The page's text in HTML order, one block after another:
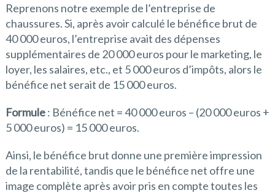
Reprenons notre exemple de l’entreprise de
chaussures. Si, après avoir calculé le bénéfice brut de
40 000 euros, l’entreprise avait des dépenses
supplémentaires de 20 000 euros pour le marketing, le
loyer, les salaires, etc., et 5 000 euros d’impôts, alors le
bénéfice net serait de 15 000 euros.
Formule: Bénéfice net = 40 000 euros – (20 000 euros +
5 000 euros) = 15 000 euros.
Ainsi, le bénéfice brut donne une première impression
de la rentabilité, tandis que le bénéfice net offre une
image complète après avoir pris en compte toutes les